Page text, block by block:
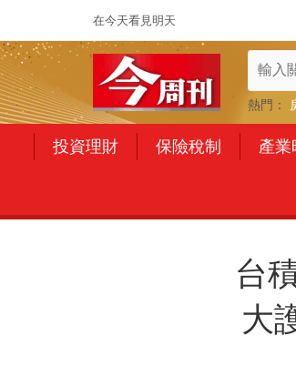
在今天看見明天
熱門：
投資理財 保險稅制 產業
台
大